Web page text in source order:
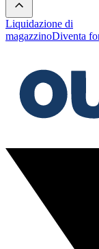
Liquidazione di
magazzinoDiventa